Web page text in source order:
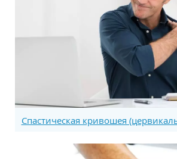
Спастическая кривошея